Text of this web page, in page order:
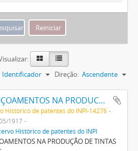
Identificador Direção: Ascendente
APERFEIÇOAMENTOS NA PRODUCÇÃO DE TINTAS OU CORES
Histórico de patentes do INPI-14276
1917
Histórico de patentes do INPI
NA PRODUÇÃO DE TINTAS